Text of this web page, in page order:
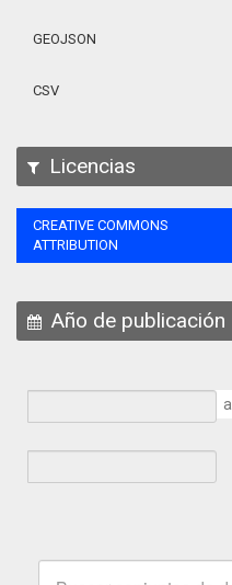
GEOJSON
CSV
Licencias
CREATIVE COMMONS
ATTRIBUTION
Año de publicación
a